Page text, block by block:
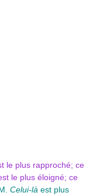
le plus rapproché; ce
le plus éloigné; ce
Celui-là est plus